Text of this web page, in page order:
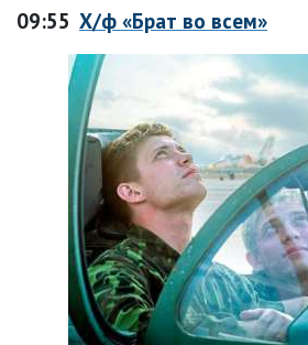
09:55 Х/ф «Брат во всем»